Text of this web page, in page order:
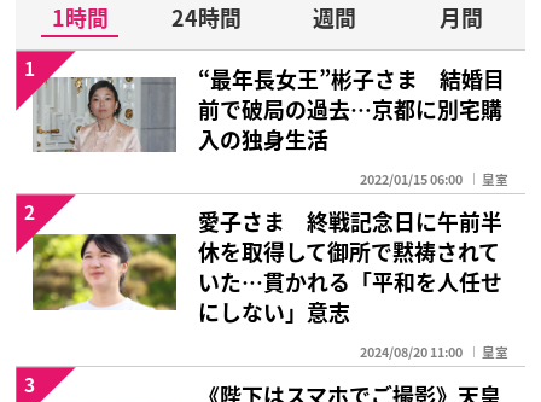
1時間 24時間 週間
月間
“最年長女王”彬子さま 結婚目
前で破局の過去…京都に別宅購
入の独身生活
2022/01/15 06:00 皇室
1
愛子さま 終戦記念日に午前半
休を取得して御所で黙祷されて
いた…貫かれる「平和を人任せ
にしない」意志
2024/08/20 11:00 皇室
2
《陛下はスマホでご撮影》天皇
3